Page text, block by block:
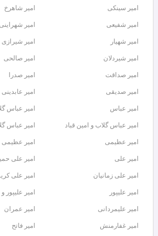
امیر سینکی امیر شاهرخ
امیر شفیعی امیر شهراینی
امیر شهیار امیر شیرازی
امیر شیردلان امیر صالحی
امیر صداقت امیر صدرا
امیر صدیقی امیر عابدینی
امیر عباس امیر عباس
امیر عباس گلاب و امین قباد امیر عباس
امیر عظیمی امیر عظیمی
امیر علی امیر علی
امیر علی زمانیان امیر علی
امیر علیپور امیر
امیر علیمردانی امیر عمران
امیر غفارمنش امیر فاتح